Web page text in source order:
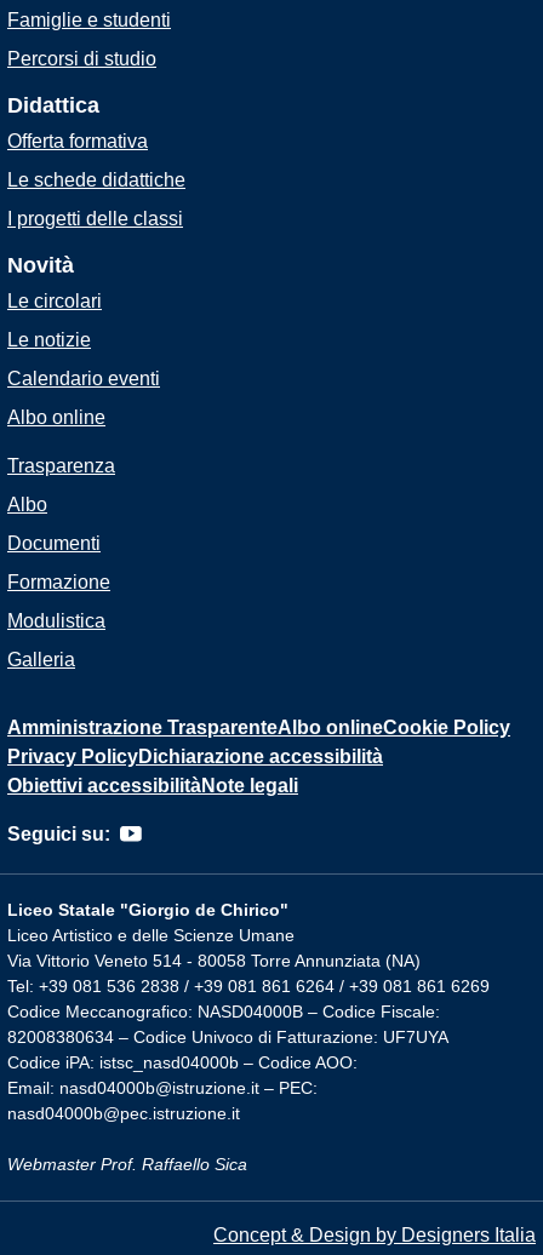
Famiglie e studenti
Percorsi di studio
Didattica
Offerta formativa
Le schede didattiche
I progetti delle classi
Novità
Le circolari
Le notizie
Calendario eventi
Albo online
Trasparenza
Albo
Documenti
Formazione
Modulistica
Galleria
Amministrazione TrasparenteAlbo onlineCookie Policy
Privacy PolicyDichiarazione accessibilità
Obiettivi accessibilitàNote legali
Seguici su:
Liceo Statale "Giorgio de Chirico"
Liceo Artistico e delle Scienze Umane
Via Vittorio Veneto 514 - 80058 Torre Annunziata (NA)
Tel: +39 081 536 2838 / +39 081 861 6264 / +39 081 861 6269
Codice Meccanografico: NASD04000B – Codice Fiscale:
82008380634 – Codice Univoco di Fatturazione: UF7UYA
Codice iPA: istsc_nasd04000b – Codice AOO:
Email: nasd04000b@istruzione.it – PEC:
nasd04000b@pec.istruzione.it
Webmaster Prof. Raffaello Sica
Concept & Design by Designers Italia